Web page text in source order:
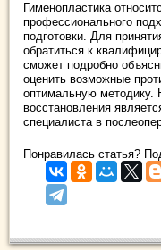
Гименопластика
профессионального
подготовки. Для
обратиться к
сможет подробно
оценить возможные
оптимальную
восстановления
специалиста в
Понравилась статья?